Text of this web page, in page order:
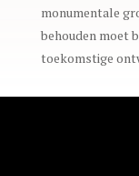
monumentale
behouden moet
toekomstige